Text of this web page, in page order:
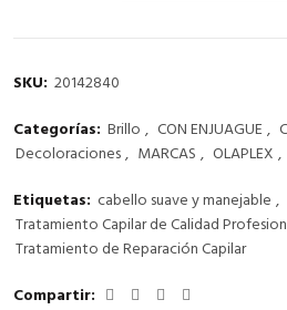
SKU: 20142840
Categorías: Brillo , CON ENJUAGUE ,
Decoloraciones, MARCAS , OLAPLEX ,
Etiquetas: cabello suave y manejable ,
Tratamiento Capilar de Calidad
Tratamiento de Reparación Capilar
Compartir